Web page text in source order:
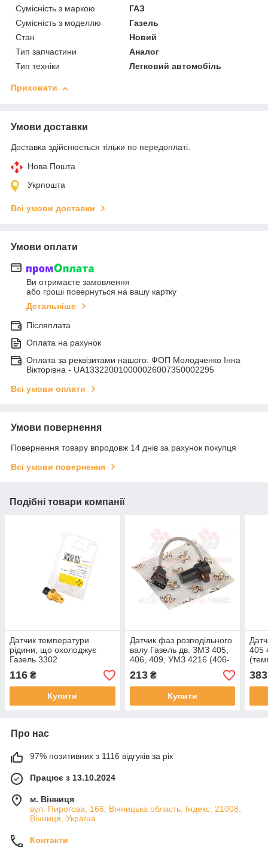
Сумісність з маркою
ГАЗ
Сумісність з моделлю
Газель
Стан
Новий
Тип запчастини
Аналог
Тип техніки
Легковий автомобіль
Приховати
Умови доставки
Доставка здійснюється тільки по передоплаті.
Нова Пошта
Укрпошта
Всі умови доставки
Умови оплати
Ви отримаєте замовлення
або гроші повернуться на вашу картку
Детальніше
Післяплата
Оплата на рахунок
Оплата за реквізитами нашого: ФОП Молодченко Інна
Вікторівна - UA133220010000026007350002295
Всі умови оплати
Умови повернення
Повернення товару впродовж 14 днів за рахунок покупця
Всі умови повернення
Подібні товари компанії
Датчик температури
рідини, що охолоджує
Газель 3302
дв.402,406,514 (ТМ 106-
10) (Watt)
116 ₴
Купити
Датчик фаз розподільного
валу Газель дв. ЗМЗ 405,
406, 409, УМЗ 4216 (406-
3847050) (Watt)
213₴
Купити
405
280
383
Про нас
97% позитивних з 1116 відгуків за рік
Працює з 13.10.2024
м. Вінниця
вул. Пирогова, 166, Вінницька область, Індекс: 21008,
Вінниця, Україна
Контакти